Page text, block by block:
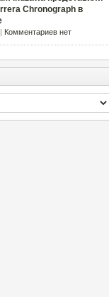
Chronograph в
Комментариев нет